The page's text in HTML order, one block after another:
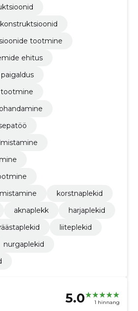
tootmine
ehitus
tootmine
korstnaplekid
aknaplekk
harjaplekid
räästaplekid
liiteplekid
nurgaplekid
5.0 1 hinnang